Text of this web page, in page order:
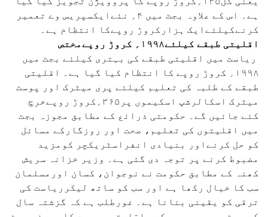
ہے۔ اس کے علاوہ بجٹ میں ۴؍ نئےایکسپریس وے تعمیر
کرنےکیلئےایک ہزارکروڑ روپےکا انتظام ہے۔
اقلیتی طبقے کیلئے۱۹۹۸؍ کروڑ روپےمختص
ریاست میں اقلیتی طبقے کی بہتری کیلئے بجٹ میں
۱۹۹۸؍ کروڑ روپے کا انتظام کیا گیا ہے۔ اقلیتی
طبقے کے طلبہ کی تعلیم کیلئے پری میٹرک اور پوسٹ
میٹرک اسکالرشپ اسکیموں پر۳۶۵؍کروڑ روپےخرچ
کئے جائیں گے۔ حکومتی ذرائع کے مطابق مجوزہ بجٹ
میں اقلیتوں کی تعلیم، صحت اور روزگارکے مسائل
کو حل کرنےاور بنیادی انفراسٹریکچر کومزید
مضبوط کرنے پر توجہ دی گئی ہے۔ وزیر خزانہ سریش
کھنہ کے مطابق حکومت نے نوجوان، کسان اورمسلمان
سب کا خیال رکھا ہے اور سب کو ساتھ لیکرریاست کی
ترقی کو یقینی بنانا ہے۔ غورطلب ہے کہ گزشتہ سال